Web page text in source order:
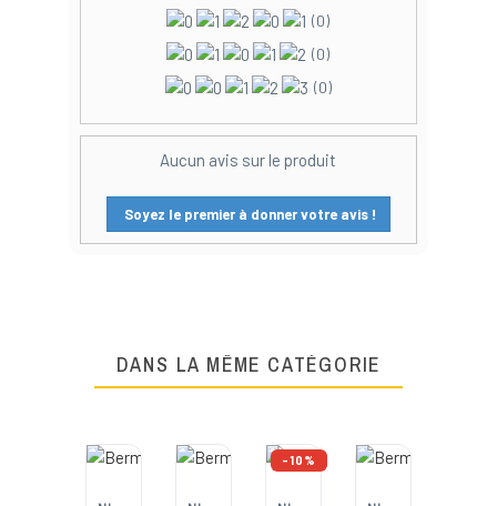
(0)
(0)
(0)
Aucun avis sur le produit
Soyez le premier à donner votre avis !
DANS LA MÊME CATÉGORIE
-10%